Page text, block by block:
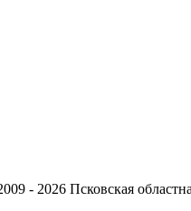
- 2026 Псковская